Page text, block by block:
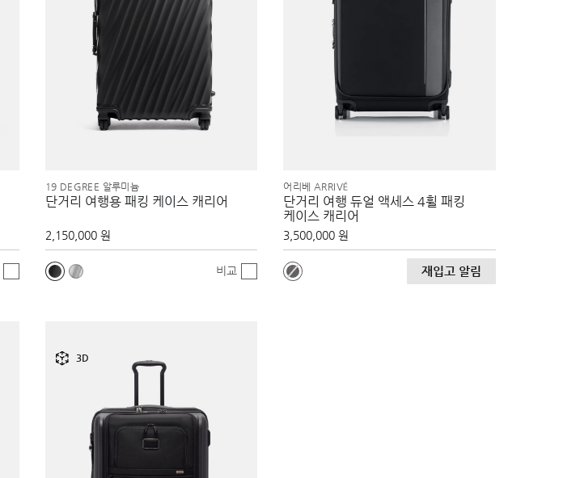
19 DEGREE 알루미늄
단거리 여행용 패킹 케이스 캐리어
2,150,000 원
비교
어리베 ARRIVÉ
단거리 여행 듀얼 액세스 4휠 패킹
케이스 캐리어
3,500,000 원
재입고 알림
3D